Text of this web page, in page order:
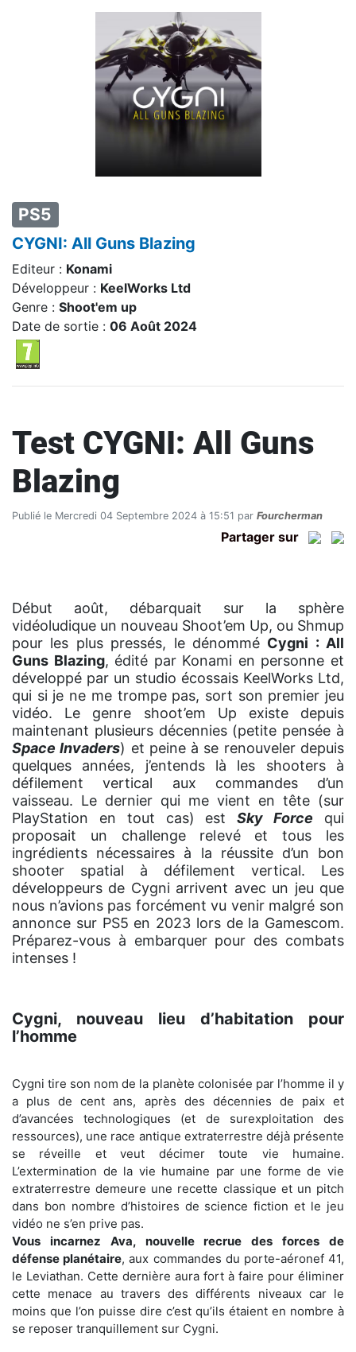
PS5
CYGNI: All Guns Blazing
Editeur : Konami
Développeur : KeelWorks Ltd
Genre : Shoot'em up
Date de sortie : 06 Août 2024
Test CYGNI: All Guns
Blazing
Publié le Mercredi 04 Septembre 2024 à 15:51 par Fourcherman
Partager sur
Début août, débarquait sur la sphère
vidéoludique un nouveau Shoot’em Up, ou Shmup
pour les plus pressés, le dénommé Cygni : All
Guns Blazing, édité par Konami en personne et
développé par un studio écossais KeelWorks Ltd,
qui si je ne me trompe pas, sort son premier jeu
vidéo. Le genre shoot’em Up existe depuis
maintenant plusieurs décennies (petite pensée à
Space Invaders) et peine à se renouveler depuis
quelques années, j’entends là les shooters à
défilement vertical aux commandes d’un
vaisseau. Le dernier qui me vient en tête (sur
PlayStation en tout cas) estSky Force qui
proposait un challenge relevé et tous les
ingrédients nécessaires à la réussite d’un bon
shooter spatial à défilement vertical. Les
développeurs de Cygni arrivent avec un jeu que
nous n’avions pas forcément vu venir malgré son
annonce sur PS5 en 2023 lors de la Gamescom.
Préparez-vous à embarquer pour des combats
intenses !
Cygni, nouveau lieu d’habitation pour
l’homme
Cygni tire son nom de la planète colonisée par l’homme il y
a plus de cent ans, après des décennies de paix et
d’avancées technologiques (et de surexploitation des
ressources), une race antique extraterrestre déjà présente
se réveille et veut décimer toute vie humaine.
L’extermination de la vie humaine par une forme de vie
extraterrestre demeure une recette classique et un pitch
dans bon nombre d’histoires de science fiction et le jeu
vidéo ne s’en prive pas.
Vous incarnez Ava, nouvelle recrue des forces de
défense planétaire, aux commandes du porte-aéronef 41,
le Leviathan. Cette dernière aura fort à faire pour éliminer
cette menace au travers des différents niveaux car le
moins que l’on puisse dire c’est qu’ils étaient en nombre à
se reposer tranquillement sur Cygni.